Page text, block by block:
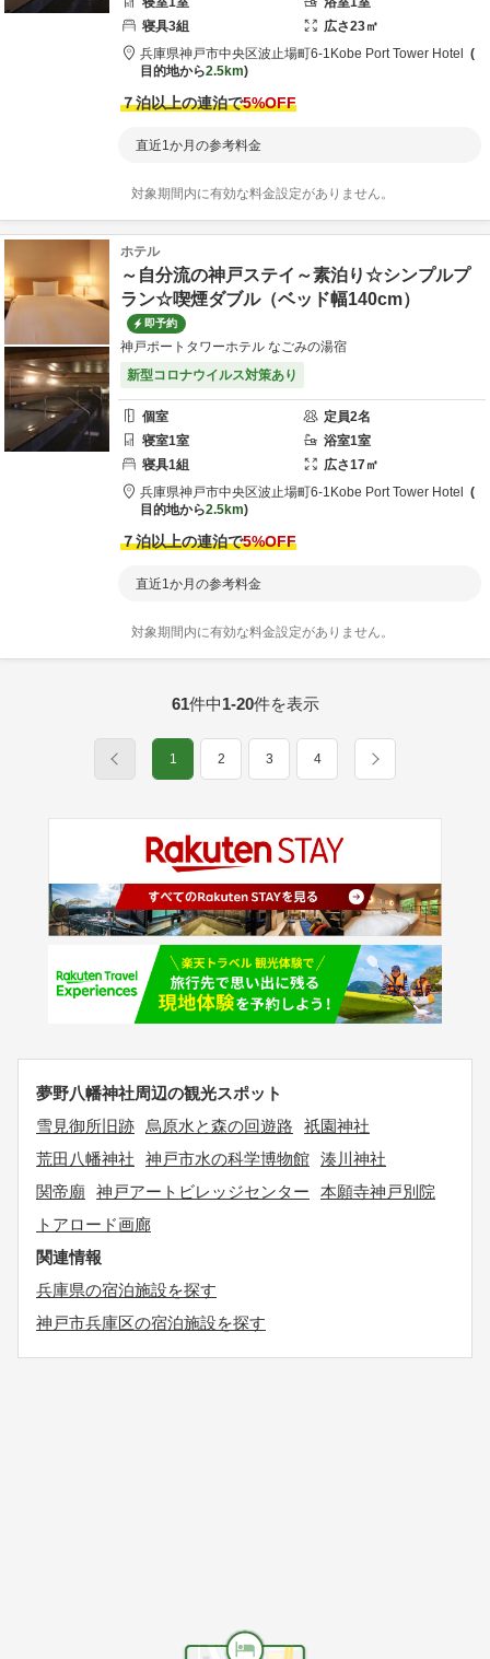
寝具3組 広さ23㎡
兵庫県神戸市中央区波止場町6-1 Kobe Port Tower Hotel
目的地から2.5km
７泊以上の連泊で5%OFF
直近1か月の参考料金
対象期間内に有効な料金設定がありません。
ホテル
～自分流の神戸ステイ～素泊り☆シンプルプ
ラン☆喫煙ダブル（ベッド幅140cm）
即予約
神戸ポートタワーホテル なごみの湯宿
新型コロナウイルス対策あり
個室 定員2名
寝室1室 浴室1室
寝具1組 広さ17㎡
兵庫県神戸市中央区波止場町6-1 Kobe Port Tower Hotel
目的地から2.5km
７泊以上の連泊で5%OFF
直近1か月の参考料金
対象期間内に有効な料金設定がありません。
61件中1-20件を表示
1 2 3 4
夢野八幡神社周辺の観光スポット
雪見御所旧跡
烏原水と森の回遊路
祇園神社
荒田八幡神社
神戸市水の科学博物館 湊川神社
関帝廟
神戸アートビレッジセンター
本願寺神戸別院
トアロード画廊
関連情報
兵庫県の宿泊施設を探す
神戸市兵庫区の宿泊施設を探す